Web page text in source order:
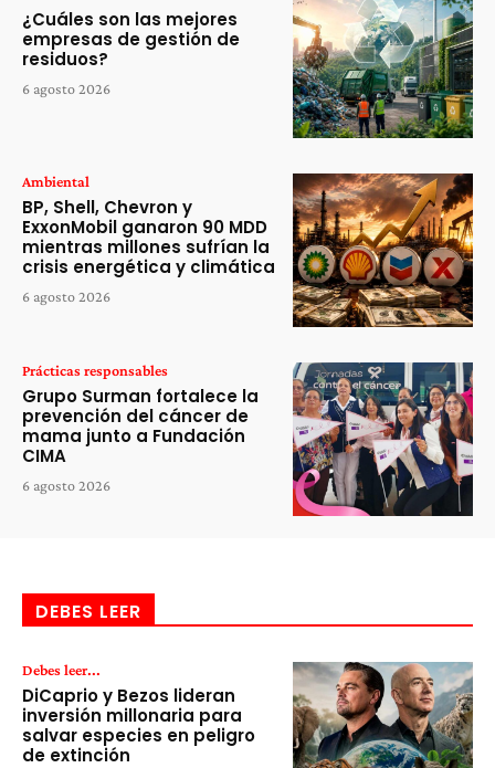
¿Cuáles son las mejores
empresas de gestión de
residuos?
6 agosto 2026
Ambiental
BP, Shell, Chevron y
ExxonMobil ganaron 90 MDD
mientras millones sufrían la
crisis energética y climática
6 agosto 2026
Prácticas responsables
Grupo Surman fortalece la
prevención del cáncer de
mama junto a Fundación
CIMA
6 agosto 2026
DEBES LEER
Debes leer...
DiCaprio y Bezos lideran
inversión millonaria para
salvar especies en peligro
de extinción